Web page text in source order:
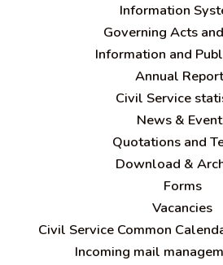
Information
Governing Acts
Information and
Annual
Civil Service
News &
Quotations and
Download &
Forms
Vacancies
Civil Service Common
Incoming mail